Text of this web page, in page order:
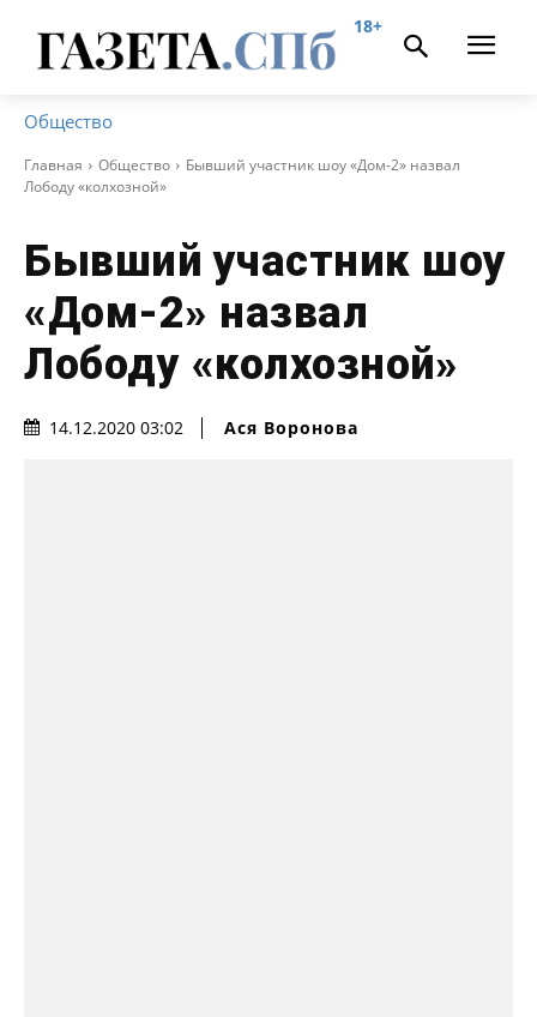
18+
Общество
Главная Общество
Бывший участник шоу «Дом-2» назвал
Лободу «колхозной»
Бывший участник шоу
«Дом-2» назвал
Лободу «колхозной»
14.12.2020 03:02 Ася Воронова